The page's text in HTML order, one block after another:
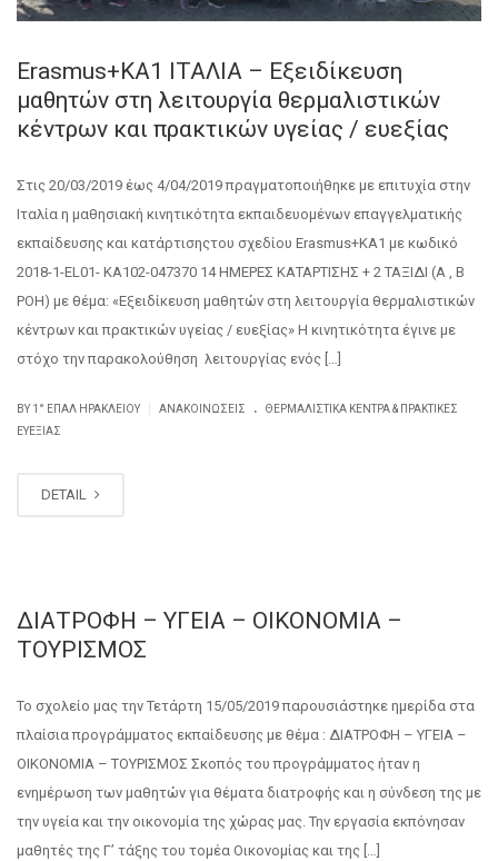
Εrasmus+KA1 ΙΤΑΛΙΑ – Εξειδίκευση
μαθητών στη λειτουργία θερμαλιστικών
κέντρων και πρακτικών υγείας / ευεξίας
Στις 20/03/2019 έως 4/04/2019 πραγματοποιήθηκε με επιτυχία στην
Ιταλία η μαθησιακή κινητικότητα εκπαιδευομένων επαγγελματικής
εκπαίδευσης και κατάρτισηςτου σχεδίου Erasmus+ΚΑ1 με κωδικό
2018-1-EL01- KA102-047370 14 ΗΜΕΡΕΣ ΚΑΤΑΡΤΙΣΗΣ + 2 ΤΑΞΙΔΙ (Α , Β
ΡΟΗ) με θέμα: «Εξειδίκευση μαθητών στη λειτουργία θερμαλιστικών
κέντρων και πρακτικών υγείας / ευεξίας» Η κινητικότητα έγινε με
στόχο την παρακολούθηση λειτουργίας ενός […]
BY 1° ΕΠΑΛ ΗΡΑΚΛΕΊΟΥ ΑΝΑΚΟΙΝΏΣΕΙΣ .
ΘΕΡΜΑΛΙΣΤΙΚΆ ΚΈΝΤΡΑ & ΠΡΑΚΤΙΚΈΣ
ΕΥΕΞΊΑΣ
DETAIL
ΔΙΑΤΡΟΦΗ – ΥΓΕΙΑ – ΟΙΚΟΝΟΜΙΑ –
ΤΟΥΡΙΣΜΟΣ
Το σχολείο μας την Τετάρτη 15/05/2019 παρουσιάστηκε ημερίδα στα
πλαίσια προγράμματος εκπαίδευσης με θέμα : ΔΙΑΤΡΟΦΗ – ΥΓΕΙΑ –
ΟΙΚΟΝΟΜΙΑ – ΤΟΥΡΙΣΜΟΣ Σκοπός του προγράμματος ήταν η
ενημέρωση των μαθητών για θέματα διατροφής και η σύνδεση της με
την υγεία και την οικονομία της χώρας μας. Την εργασία εκπόνησαν
μαθητές της Γ’ τάξης του τομέα Οικονομίας και της […]